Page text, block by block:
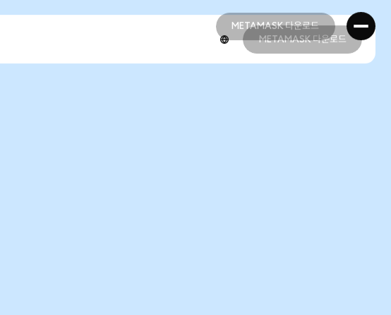
METAMASK 다운로드
METAMASK 다운로드
METAMASK 다운로드